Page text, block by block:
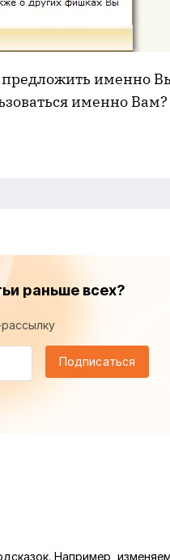
именно
именно
раньше всех?
Подписаться
Например,